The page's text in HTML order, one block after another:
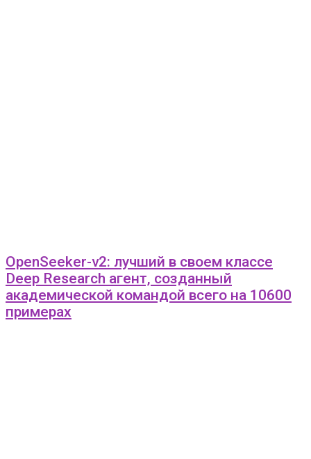
OpenSeeker-v2: лучший в своем классе
Deep Research агент, созданный
академической командой всего на 10600
примерах